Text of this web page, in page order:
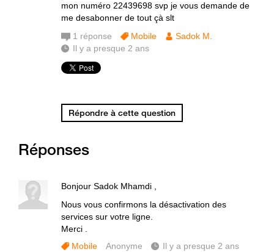
mon numéro 22439698 svp je vous demande de
me desabonner de tout çà slt
1 réponse Mobile
Sadok M.
Il y a presque 2 ans
Répondre à cette question
Réponses
Bonjour Sadok Mhamdi ,
Nous vous confirmons la désactivation des
services sur votre ligne.
Merci .
Mobile
Anonyme Il y a presque 2 ans